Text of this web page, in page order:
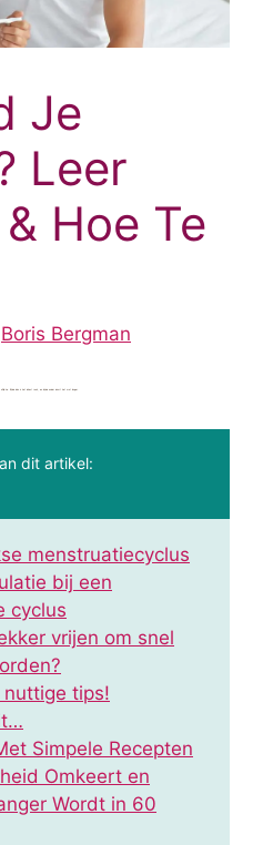
Je
Leer
Hoe Te
Boris Bergman
dit artikel:
menstruatiecyclus
bij een
cyclus
vrijen om snel
nuttige tips!
Simpele Recepten
Omkeert en
Wordt in 60